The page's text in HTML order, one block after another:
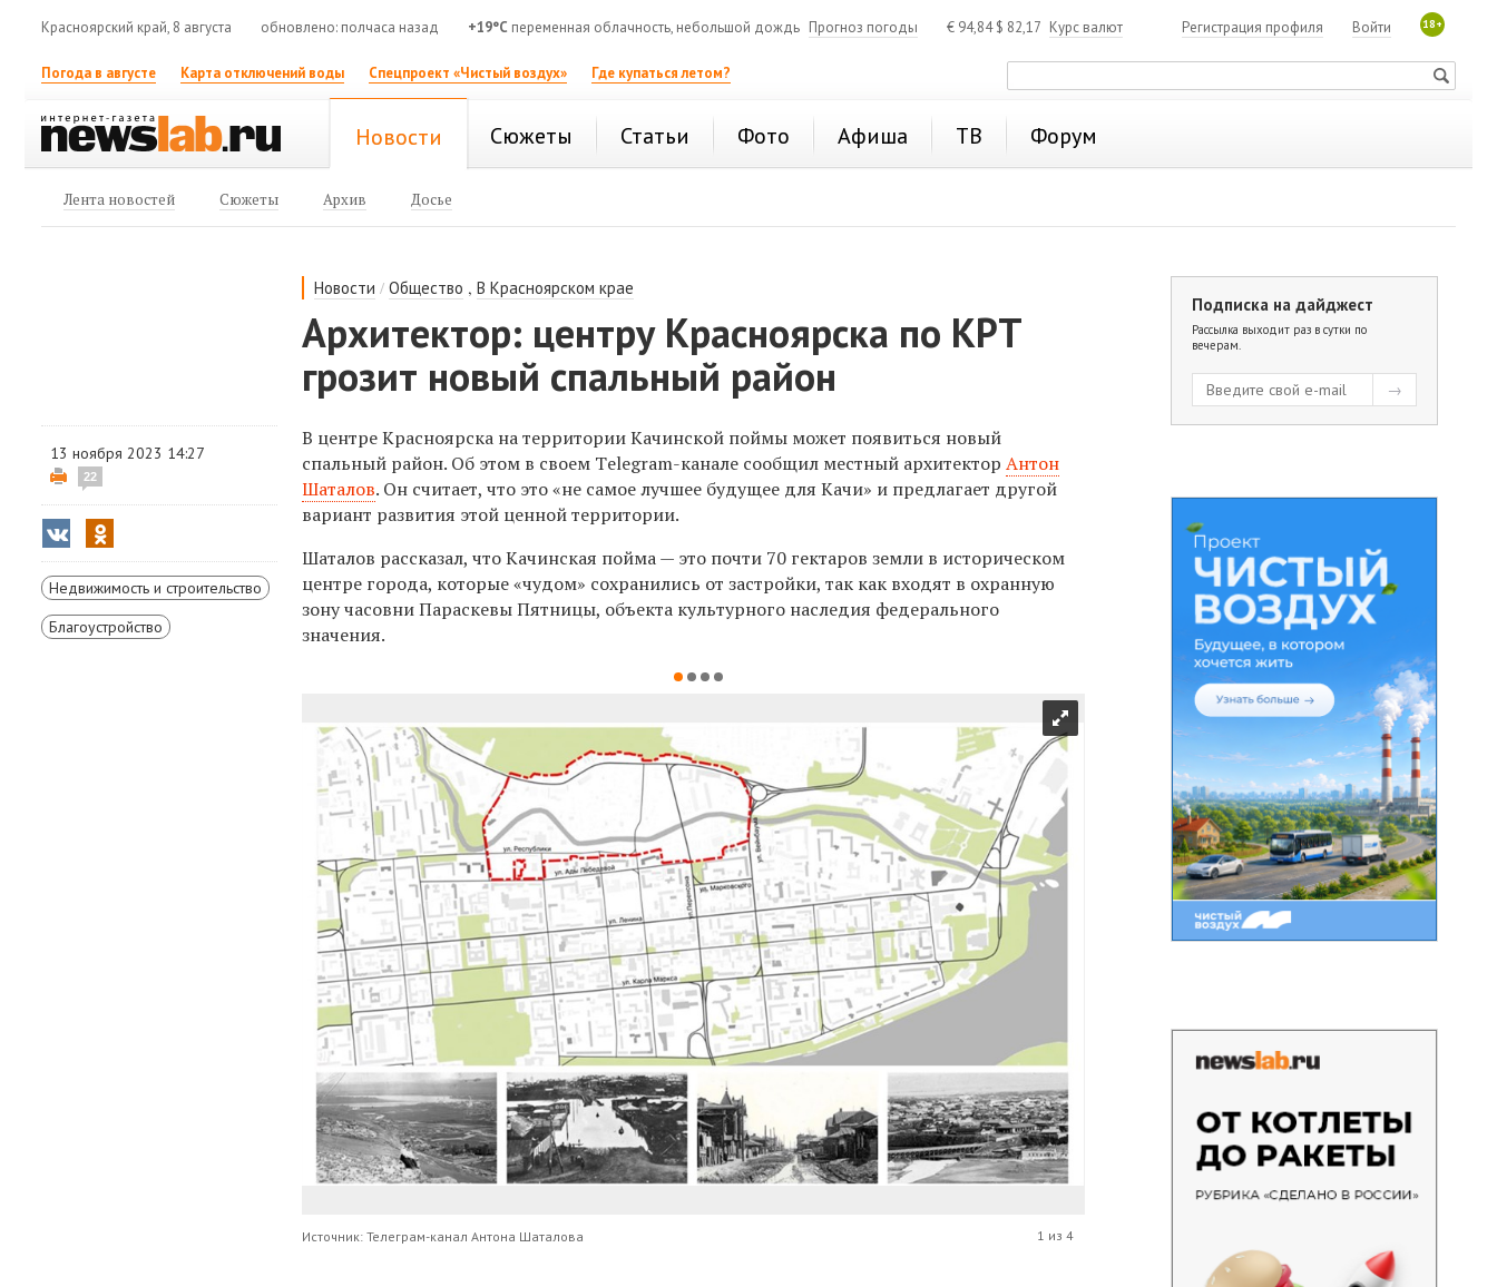
Красноярский край, 8 августа обновлено: полчаса назад +19°C переменная облачность, небольшой дождь Прогноз погоды € 94,84$ 82,17 Курс валют 18+
Войти
Регистрация профиля
Погода в августе Карта отключений воды Спецпроект «Чистый воздух» Где купаться летом?
Новости Сюжеты Статьи Фото Афиша ТВ Форум
Лента новостей Сюжеты Архив Досье
Новости /Общество ,В Красноярском крае
Архитектор: центру Красноярска по КРТ
грозит новый спальный район
13 ноября 2023 14:27
22
Недвижимость и строительство
Благоустройство
В центре Красноярска на территории Качинской поймы может появиться новый
спальный район. Об этом в своем Тelegram-канале сообщил местный архитекторАнтон
Шаталов. Он считает, что это «не самое лучшее будущее для Качи» и предлагает другой
вариант развития этой ценной территории.
Шаталов рассказал, что Качинская пойма — это почти 70 гектаров земли в историческом
центре города, которые «чудом» сохранились от застройки, так как входят в охранную
зону часовни Параскевы Пятницы, объекта культурного наследия федерального
значения.
Источник: Телеграм-канал Антона Шаталова 1 из 4
Подписка на дайджест
Рассылка выходит раз в сутки по
вечерам.